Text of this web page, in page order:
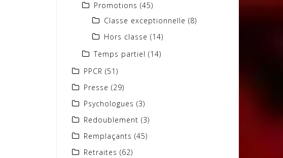
Promotions (45)
Classe exceptionnelle (8)
Hors classe (14)
Temps partiel (14)
PPCR (51)
Presse (29)
Psychologues (3)
Redoublement (3)
Remplaçants (45)
Retraites (62)